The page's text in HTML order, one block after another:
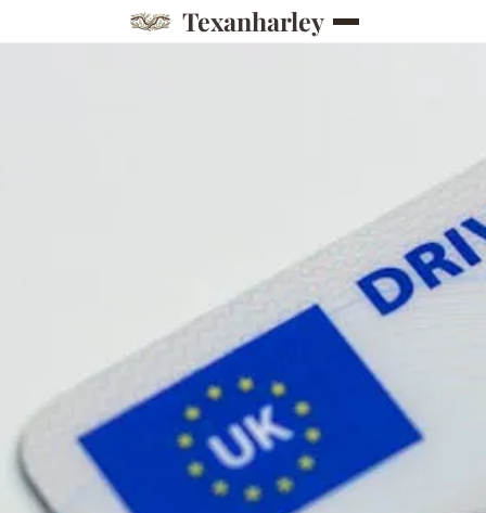
Texanharley